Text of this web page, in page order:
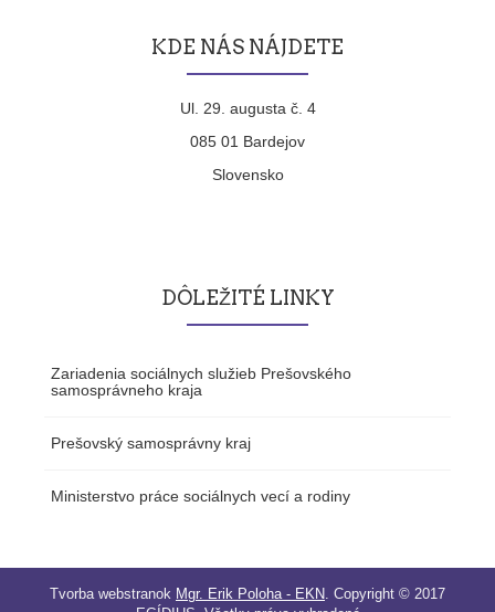
KDE NÁS NÁJDETE
Ul. 29. augusta č. 4
085 01 Bardejov
Slovensko
DÔLEŽITÉ LINKY
Zariadenia sociálnych služieb Prešovského
samosprávneho kraja
Prešovský samosprávny kraj
Ministerstvo práce sociálnych vecí a rodiny
Tvorba webstranok Mgr. Erik Poloha - EKN. Copyright © 2017